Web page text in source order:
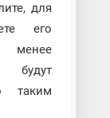
для
его
менее
таким